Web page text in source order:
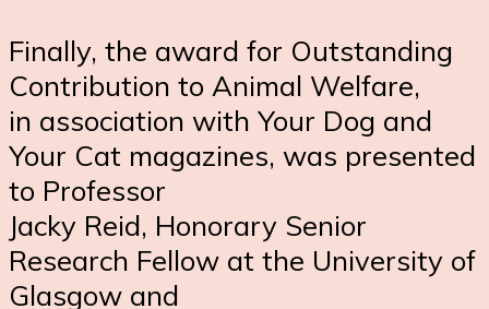
Finally, the award for Outstanding
Contribution to Animal Welfare,
in association with Your Dog and
Your Cat magazines, was presented
to Professor
Jacky Reid, Honorary Senior
Research Fellow at the University of
Glasgow and